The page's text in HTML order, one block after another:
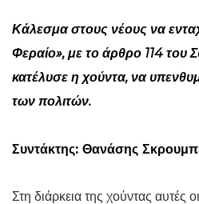
Κάλεσμα στους νέους να
Φεραίο», με το άρθρο 114 του
κατέλυσε η χούντα, να
των πολιτών.
Συντάκτης: Θανάσης
Στη διάρκεια της χούντας αυτές